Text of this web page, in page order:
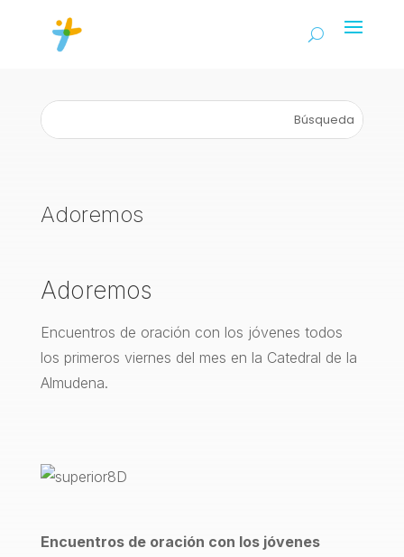
Adoremos
Adoremos
Encuentros de oración con los jóvenes todos
los primeros viernes del mes en la Catedral de la
Almudena.
Encuentros de oración con los jóvenes